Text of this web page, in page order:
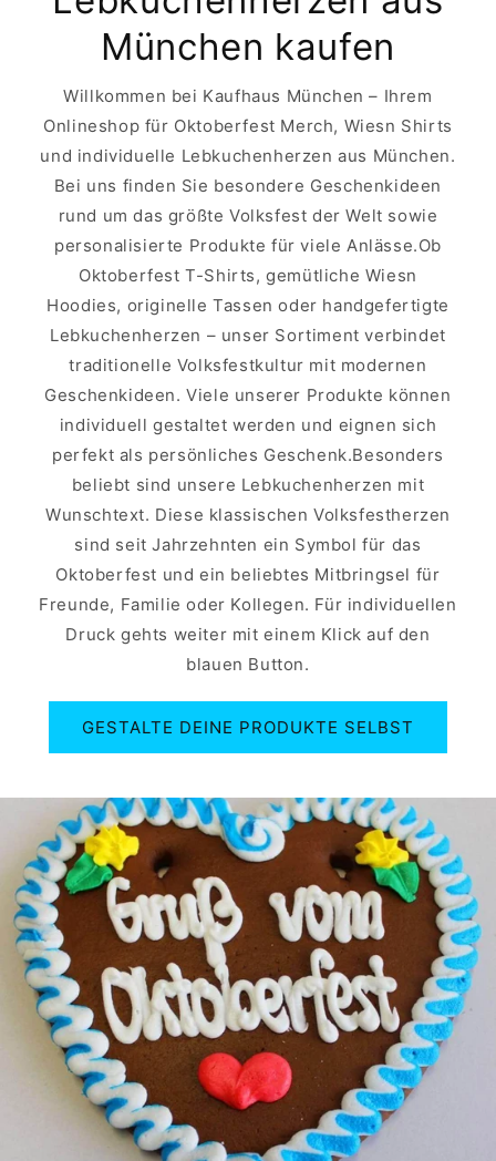
München kaufen
Willkommen bei Kaufhaus München – Ihrem
Onlineshop für Oktoberfest Merch, Wiesn Shirts
und individuelle Lebkuchenherzen aus München.
Bei uns finden Sie besondere Geschenkideen
rund um das größte Volksfest der Welt sowie
personalisierte Produkte für viele Anlässe.Ob
Oktoberfest T-Shirts, gemütliche Wiesn
Hoodies, originelle Tassen oder handgefertigte
Lebkuchenherzen – unser Sortiment verbindet
traditionelle Volksfestkultur mit modernen
Geschenkideen. Viele unserer Produkte können
individuell gestaltet werden und eignen sich
perfekt als persönliches Geschenk.Besonders
beliebt sind unsere Lebkuchenherzen mit
Wunschtext. Diese klassischen Volksfestherzen
sind seit Jahrzehnten ein Symbol für das
Oktoberfest und ein beliebtes Mitbringsel für
Freunde, Familie oder Kollegen. Für individuellen
Druck gehts weiter mit einem Klick auf den
blauen Button.
GESTALTE DEINE PRODUKTE SELBST